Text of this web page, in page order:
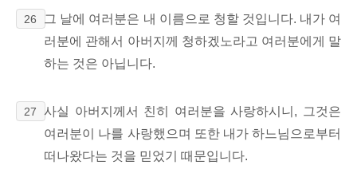
26
그 날에 여러분은 내 이름으로 청할 것입니다. 내가 여
러분에 관해서 아버지께 청하겠노라고 여러분에게 말
하는 것은 아닙니다.
27
사실 아버지께서 친히 여러분을 사랑하시니, 그것은
여러분이 나를 사랑했으며 또한 내가 하느님으로부터
떠나왔다는 것을 믿었기 때문입니다.